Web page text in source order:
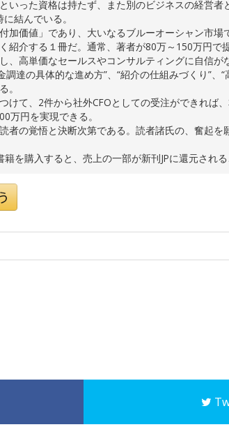
いった資格は持たず、また別のビジネスの経営
結んでいる。
加価値」であり、大いなるブルーオーシャン市場
紹介する１冊だ。通常、著者が80万～150万円で
、高単価なセールスやコンサルティングに自信が
調達の具体的な進め方”、“紹介の仕組みづくり”、
。
けて、2件から社外CFOとしての受注ができれば
万円を実現できる。
者の覚悟と決断次第である。読者諸氏の、奮起を
を購入すると、売上の一部が新刊JPに還元される